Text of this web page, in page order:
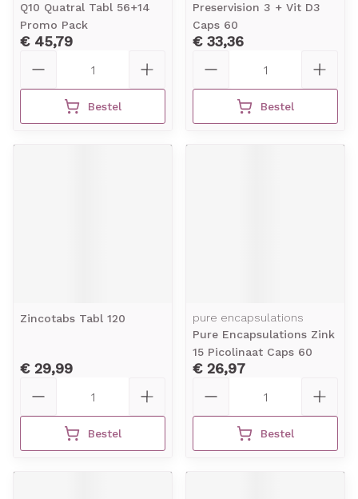
Q10 Quatral Tabl 56+14
Promo Pack
€ 45,79
Bestel
Preservision 3 + Vit D3
Caps 60
€ 33,36
Bestel
Zincotabs Tabl 120
€ 29,99
Bestel
pure encapsulations
Pure Encapsulations Zink
15 Picolinaat Caps 60
€ 26,97
Bestel